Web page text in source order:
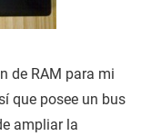
de RAM para mi
que posee un bus
ampliar la